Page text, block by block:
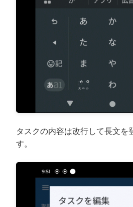
タスクの内容は改行して長文を
す。